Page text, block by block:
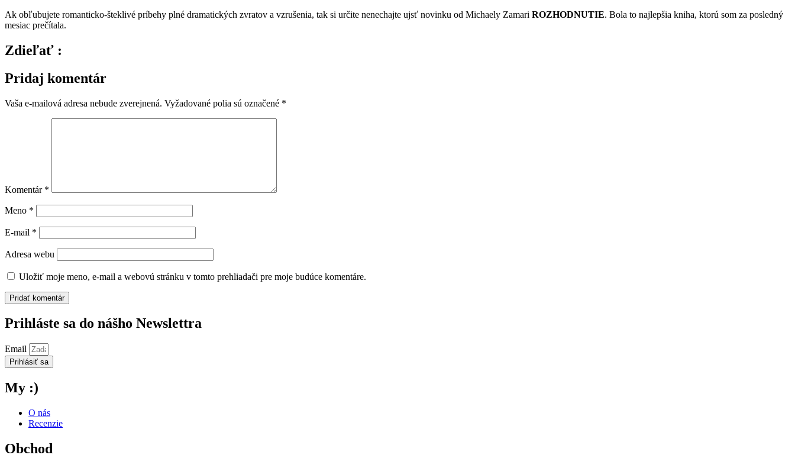
Ak obľubujete romanticko-šteklivé príbehy plné dramatických zvratov a vzrušenia, tak si určite nenechajte ujsť novinku od Michaely Zamari ROZHODNUTIE. Bola to najlepšia kniha, ktorú som za posledný
mesiac prečítala.
Zdieľať :
Pridaj komentár
Vaša e-mailová adresa nebude zverejnená. Vyžadované polia sú označené *
Komentár *
Meno *
E-mail *
Adresa webu
Uložiť moje meno, e-mail a webovú stránku v tomto prehliadači pre moje budúce komentáre.
Prihláste sa do nášho Newslettra
Email
Prihlásiť sa
My :)
O nás
Recenzie
Obchod